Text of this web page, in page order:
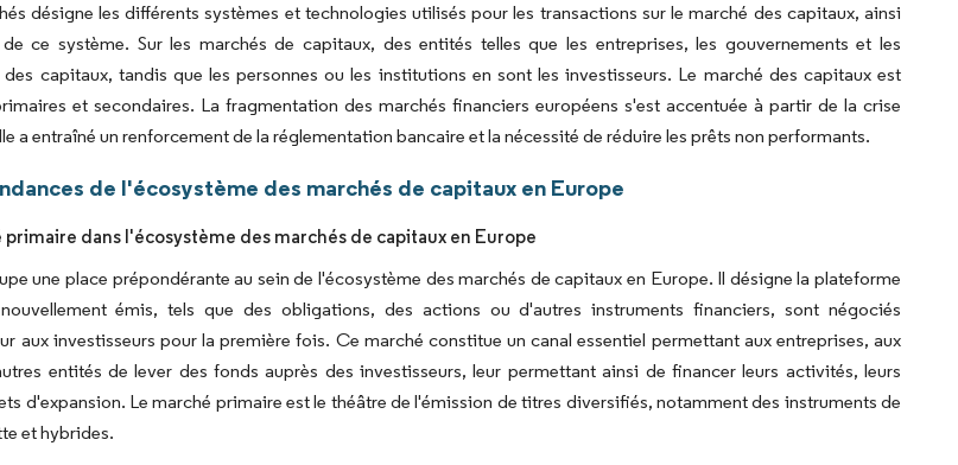
désigne les différents systèmes et technologies utilisés pour les transactions sur le marché des capitaux, ainsi
ce système. Sur les marchés de capitaux, des entités telles que les entreprises, les gouvernements et les
capitaux, tandis que les personnes ou les institutions en sont les investisseurs. Le marché des capitaux est
et secondaires. La fragmentation des marchés financiers européens s'est accentuée à partir de la crise
a entraîné un renforcement de la réglementation bancaire et la nécessité de réduire les prêts non performants.
de l'écosystème des marchés de capitaux en Europe
dans l'écosystème des marchés de capitaux en Europe
une place prépondérante au sein de l'écosystème des marchés de capitaux en Europe. Il désigne la plateforme
émis, tels que des obligations, des actions ou d'autres instruments financiers, sont négociés
aux investisseurs pour la première fois. Ce marché constitue un canal essentiel permettant aux entreprises, aux
entités de lever des fonds auprès des investisseurs, leur permettant ainsi de financer leurs activités, leurs
d'expansion. Le marché primaire est le théâtre de l'émission de titres diversifiés, notamment des instruments de
et hybrides.